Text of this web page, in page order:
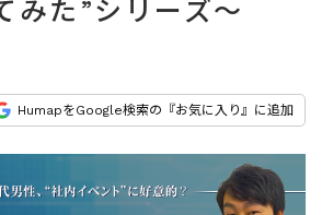
みた”シリーズ～
HumapをGoogle検索の『お気に入り』に追加